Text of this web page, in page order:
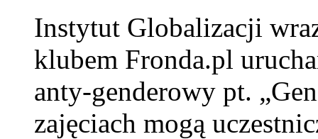
Instytut Globalizacji
klubem Fronda.pl
anty-genderowy pt.
zajęciach mogą